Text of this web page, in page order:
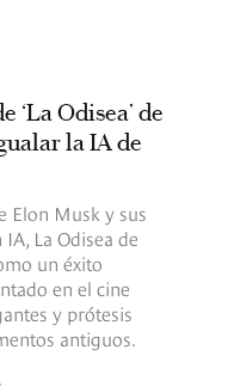
‘La Odisea’ de
la IA de
Elon Musk y sus
La Odisea de
un éxito
en el cine
y prótesis
antiguos.